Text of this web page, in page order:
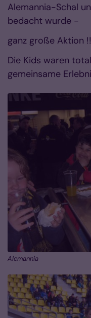
Alemannia-Schal
bedacht wurde -
ganz große Aktion
Die Kids waren
gemeinsame
Alemannia